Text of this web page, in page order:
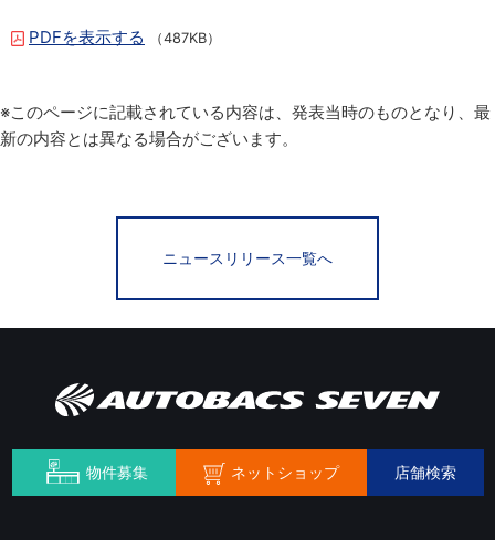
PDFを表示する （487KB）
※このページに記載されている内容は、発表当時のものとなり、最
新の内容とは異なる場合がございます。
ニュースリリース一覧へ
物件募集 ネットショップ 店舗検索